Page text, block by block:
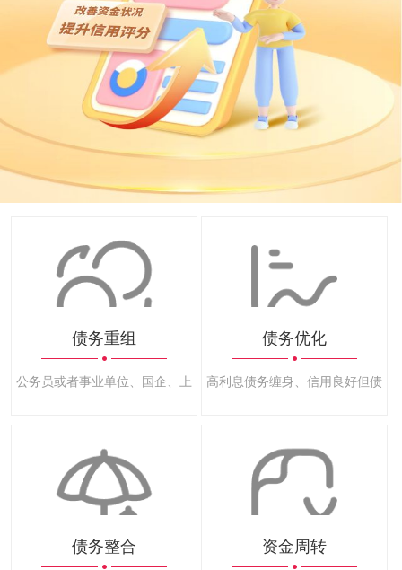
债务重组
公务员或者事业单位、国企、上市公司、500强等优良公司员工
债务优化
高利息债务缠身、信用良好但债务
债务整合 资金周转